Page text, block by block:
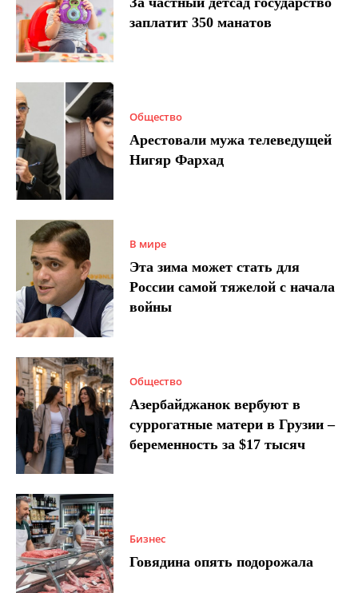
заплатит 350 манатов
Общество
Арестовали мужа телеведущей
Нигяр Фархад
В мире
Эта зима может стать для
России самой тяжелой с начала
войны
Общество
Азербайджанок вербуют в
суррогатные матери в Грузии –
беременность за $17 тысяч
Бизнес
Говядина опять подорожала